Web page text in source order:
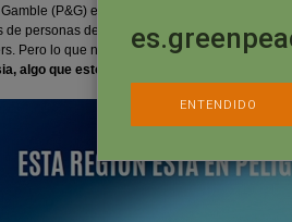
(P&G) es la reina de los productos de
de personas de todo el planeta utilizan sus
Pero lo que no deja el cabello tan limpio y
algo que estos millones de consumidores
ENTENDIDO